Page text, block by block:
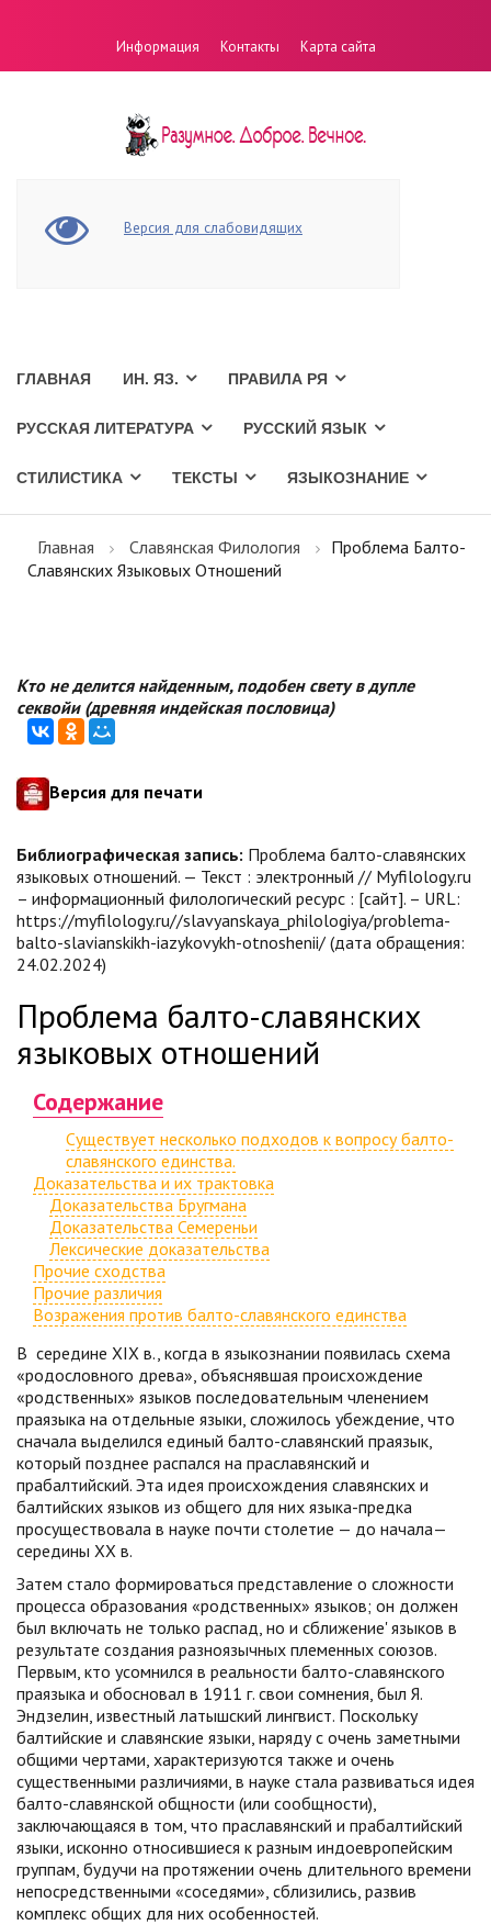
Информация Контакты Карта сайта
Версия для слабовидящих
ГЛАВНАЯ ИН. ЯЗ. ПРАВИЛА РЯ
РУССКАЯ ЛИТЕРАТУРА РУССКИЙ ЯЗЫК
СТИЛИСТИКА ТЕКСТЫ ЯЗЫКОЗНАНИЕ
Главная Славянская Филология
Проблема Балто-
Славянских Языковых Отношений
Кто не делится найденным, подобен свету в дупле
секвойи (древняя индейская пословица)
Версия для печати
Библиографическая запись: Проблема балто-славянских
языковых отношений. — Текст : электронный // Myfilology.ru
– информационный филологический ресурс : [сайт]. – URL:
https://myfilology.ru//slavyanskaya_philologiya/problema-
balto-slavianskikh-iazykovykh-otnoshenii/ (дата обращения:
24.02.2024)
Проблема балто-славянских
языковых отношений
Содержание
Существует несколько подходов к вопросу балто-
славянского единства.
Доказательства и их трактовка
Доказательства Бругмана
Доказательства Семереньи
Лексические доказательства
Прочие сходства
Прочие различия
Возражения против балто-славянского единства
В середине XIX в., когда в языкознании появилась схема
«родословного древа», объяснявшая происхождение
«родственных» языков последовательным членением
праязыка на отдельные языки, сложилось убеждение, что
сначала выделился единый балто-славянский праязык,
который позднее распался на праславянский и
прабалтийский. Эта идея происхождения славянских и
балтийских языков из общего для них языка-предка
просуществовала в науке почти столетие — до начала—
середины XX в.
Затем стало формироваться представление о сложности
процесса образования «родственных» языков; он должен
был включать не только распад, но и сближение' языков в
результате создания разноязычных племенных союзов.
Первым, кто усомнился в реальности балто-славянского
праязыка и обосновал в 1911 г. свои сомнения, был Я.
Эндзелин, известный латышский лингвист. Поскольку
балтийские и славянские языки, наряду с очень заметными
общими чертами, характеризуются также и очень
существенными различиями, в науке стала развиваться идея
балто-славянской общности (или сообщности),
заключающаяся в том, что праславянский и прабалтийский
языки, исконно относившиеся к разным индоевропейским
группам, будучи на протяжении очень длительного времени
непосредственными «соседями», сблизились, развив
комплекс общих для них особенностей.